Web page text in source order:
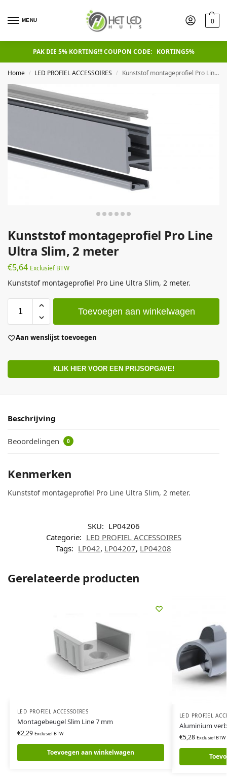
MENU 0
PAK DIE 5% KORTING!!! COUPON CODE: KORTING5%
Home / LED PROFIEL ACCESSOIRES / Kunststof montageprofiel Pro Line Ultra Slim, 2 meter
Kunststof montageprofiel Pro Line
Ultra Slim, 2 meter
€5,64 Exclusief BTW
Kunststof montageprofiel Pro Line Ultra Slim, 2 meter.
Toevoegen aan winkelwagen
Aan wenslijst toevoegen
KLIK HIER VOOR EEN PRIJSOPGAVE!
Beschrijving
Beoordelingen 0
Kenmerken
Kunststof montageprofiel Pro Line Ultra Slim, 2 meter.
SKU: LP04206
Categorie: LED PROFIEL ACCESSOIRES
Tags: LP042, LP04207, LP04208
Gerelateerde producten
LED PROFIEL ACCESSOIRES
Montagebeugel Slim Line 7 mm
€2,29 Exclusief BTW
Toevoegen aan winkelwagen
LED PROFIEL
Aluminium
€5,28 Exclusief BTW